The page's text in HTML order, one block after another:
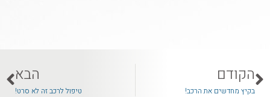
הקודם
בקיץ מחדשים את הרכב!
הבא
טיפול לרכב זה לא סרט!